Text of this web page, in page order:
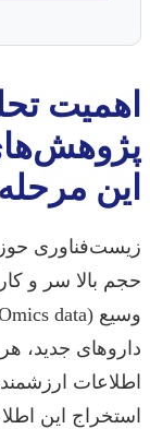
اهمیت
این
زیست‌فناوری
حجم بالا سر و
داروهای جدید،
اطلاعات
استخراج این